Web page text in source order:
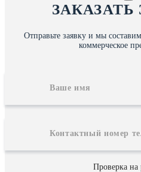
ЗАКАЗАТЬ
Отправьте заявку и мы
коммерческое
Проверка на